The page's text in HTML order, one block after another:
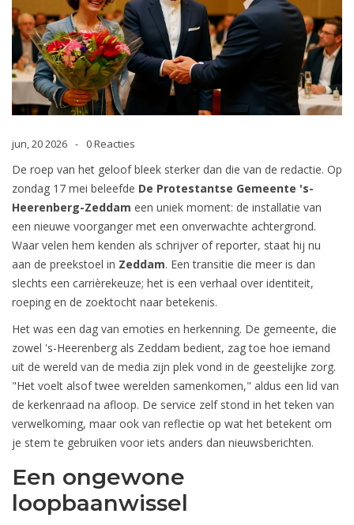
jun, 20 2026 0 Reacties
De roep van het geloof bleek sterker dan die van de redactie. Op
zondag 17 mei beleefde De Protestantse Gemeente 's-
Heerenberg-Zeddam een uniek moment: de installatie van
een nieuwe voorganger met een onverwachte achtergrond.
Waar velen hem kenden als schrijver of reporter, staat hij nu
aan de preekstoel in Zeddam. Een transitie die meer is dan
slechts een carrièrekeuze; het is een verhaal over identiteit,
roeping en de zoektocht naar betekenis.
Het was een dag van emoties en herkenning. De gemeente, die
zowel 's-Heerenberg als Zeddam bedient, zag toe hoe iemand
uit de wereld van de media zijn plek vond in de geestelijke zorg.
"Het voelt alsof twee werelden samenkomen," aldus een lid van
de kerkenraad na afloop. De service zelf stond in het teken van
verwelkoming, maar ook van reflectie op wat het betekent om
je stem te gebruiken voor iets anders dan nieuwsberichten.
Een ongewone
loopbaanwissel